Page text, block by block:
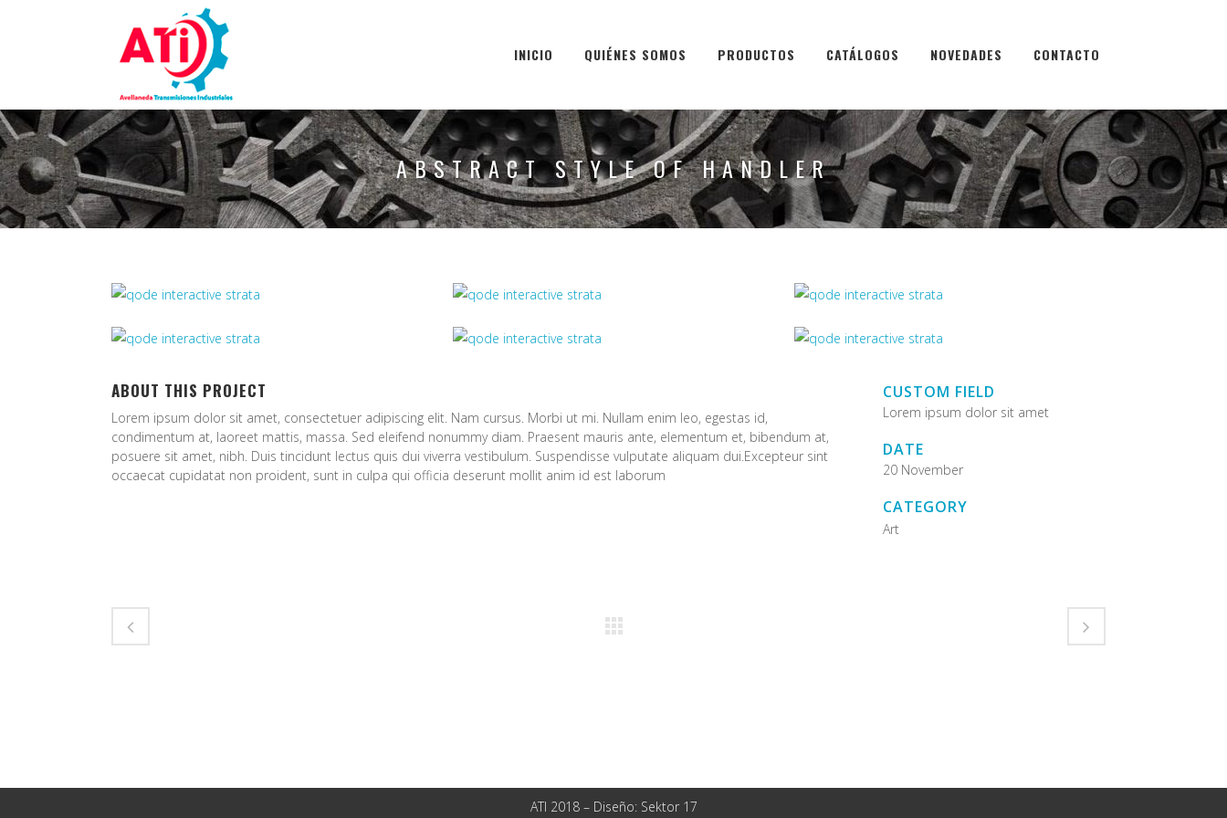
INICIO QUIÉNES SOMOS PRODUCTOS CATÁLOGOS NOVEDADES CONTACTO
ABSTRACT STYLE OF HANDLER
ABOUT THIS PROJECT
Lorem ipsum dolor sit amet, consectetuer adipiscing elit. Nam cursus. Morbi ut mi. Nullam enim leo, egestas id,
condimentum at, laoreet mattis, massa. Sed eleifend nonummy diam. Praesent mauris ante, elementum et, bibendum at,
posuere sit amet, nibh. Duis tincidunt lectus quis dui viverra vestibulum. Suspendisse vulputate aliquam dui.Excepteur sint
occaecat cupidatat non proident, sunt in culpa qui officia deserunt mollit anim id est laborum
CUSTOM FIELD
Lorem ipsum dolor sit amet
DATE
20 November
CATEGORY
Art
ATI 2018 – Diseño: Sektor 17